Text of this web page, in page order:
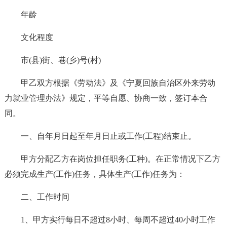
年龄
文化程度
市(县)街、巷(乡)号(村)
甲乙双方根据《劳动法》及《宁夏回族自治区外来劳动
力就业管理办法》规定，平等自愿、协商一致，签订本合
同。
一、自年月日起至年月日止或工作(工程)结束止。
甲方分配乙方在岗位担任职务(工种)。在正常情况下乙方
必须完成生产(工作)任务，具体生产(工作)任务为：
二、工作时间
1、甲方实行每日不超过8小时、每周不超过40小时工作